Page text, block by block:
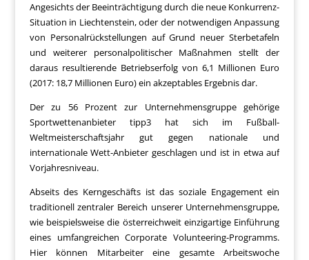
Angesichts der Beeinträchtigung durch die neue Konkurrenz-
Situation in Liechtenstein, oder der notwendigen Anpassung
von Personalrückstellungen auf Grund neuer Sterbetafeln
und weiterer personalpolitischer Maßnahmen stellt der
daraus resultierende Betriebserfolg von 6,1 Millionen Euro
(2017: 18,7 Millionen Euro) ein akzeptables Ergebnis dar.
Der zu 56 Prozent zur Unternehmensgruppe gehörige
Sportwettenanbieter tipp3 hat sich im Fußball-
Weltmeisterschaftsjahr gut gegen nationale und
internationale Wett-Anbieter geschlagen und ist in etwa auf
Vorjahresniveau.
Abseits des Kerngeschäfts ist das soziale Engagement ein
traditionell zentraler Bereich unserer Unternehmensgruppe,
wie beispielsweise die österreichweit einzigartige Einführung
eines umfangreichen Corporate Volunteering-Programms.
Hier können Mitarbeiter eine gesamte Arbeitswoche